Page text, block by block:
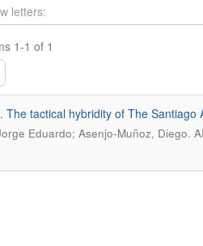
1-1 of 1
The tactical hybridity of The
Eduardo; Asenjo-Muñoz, Diego.